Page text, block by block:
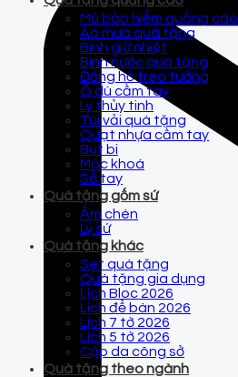
Mũ bảo hiểm quảng cáo
Áo mưa quà tặng
Bình giữ nhiệt
Bình nước quà tặng
Đồng hồ treo tường
Ô dù cầm tay
Ly thủy tinh
Túi vải quà tặng
Quạt nhựa cầm tay
Bút bi
Móc khoá
Sổ tay
Quà tặng gốm sứ
Ấm chén
Ly sứ
Quà tặng khác
Set quà tặng
Quà tặng gia dụng
Lịch Bloc 2026
Lịch để bàn 2026
Lịch 7 tờ 2026
Lịch 5 tờ 2026
Cặp da công sở
Quà tặng theo ngành